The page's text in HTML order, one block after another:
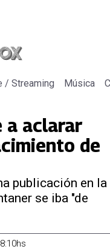
/ Streaming Música
a aclarar
de
publicación en la
se iba "de